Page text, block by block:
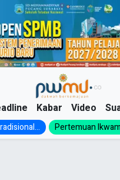
Kabar Video
Pertemuan